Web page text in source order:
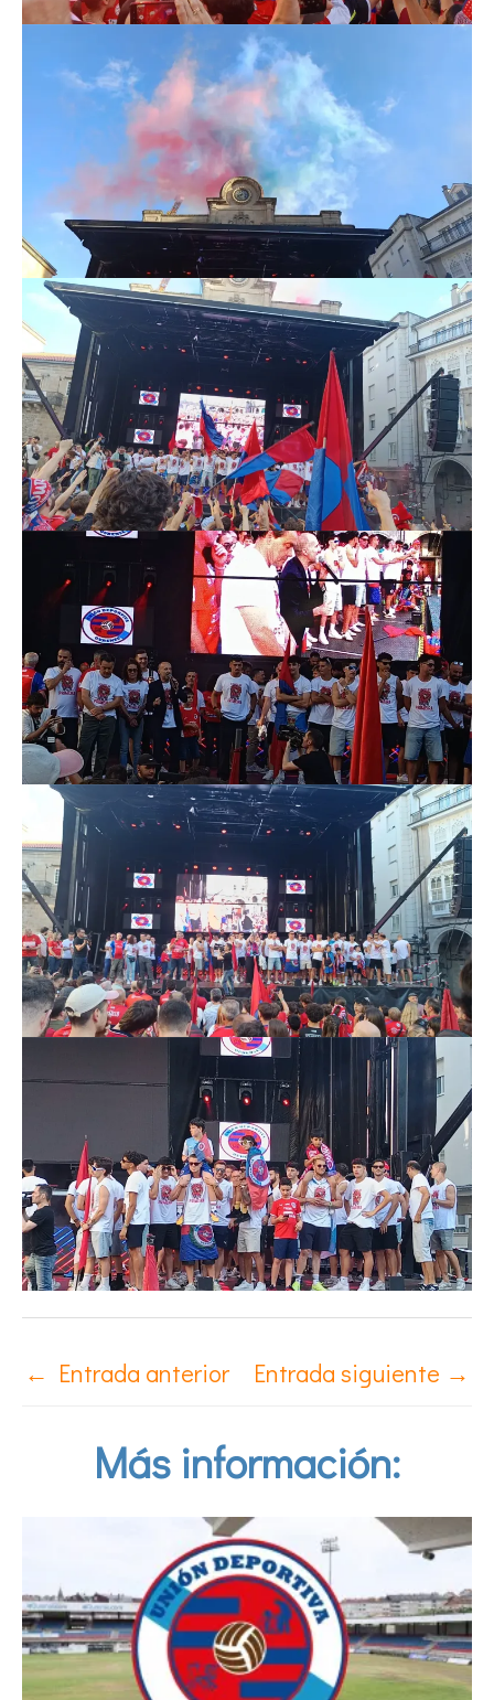
← Entrada anterior Entrada siguiente →
Más información: